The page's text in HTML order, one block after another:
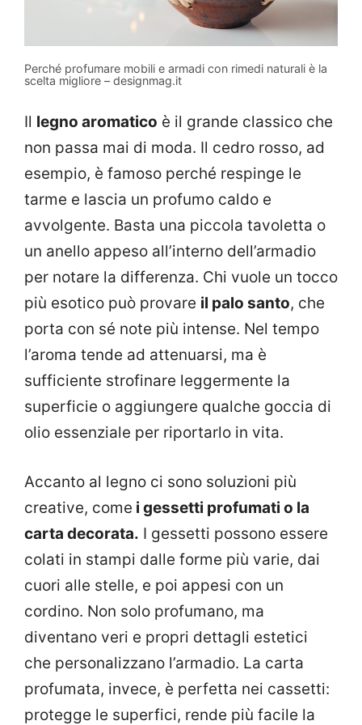
Perché profumare mobili e armadi con rimedi naturali è la
scelta migliore – designmag.it
Il legno aromatico è il grande classico che
non passa mai di moda. Il cedro rosso, ad
esempio, è famoso perché respinge le
tarme e lascia un profumo caldo e
avvolgente. Basta una piccola tavoletta o
un anello appeso all’interno dell’armadio
per notare la differenza. Chi vuole un tocco
più esotico può provare il palo santo, che
porta con sé note più intense. Nel tempo
l’aroma tende ad attenuarsi, ma è
sufficiente strofinare leggermente la
superficie o aggiungere qualche goccia di
olio essenziale per riportarlo in vita.
Accanto al legno ci sono soluzioni più
creative, come i gessetti profumati o la
carta decorata. I gessetti possono essere
colati in stampi dalle forme più varie, dai
cuori alle stelle, e poi appesi con un
cordino. Non solo profumano, ma
diventano veri e propri dettagli estetici
che personalizzano l’armadio. La carta
profumata, invece, è perfetta nei cassetti:
protegge le superfici, rende più facile la